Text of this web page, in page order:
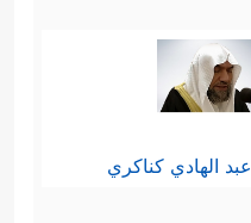
عبد الهادي كناكري